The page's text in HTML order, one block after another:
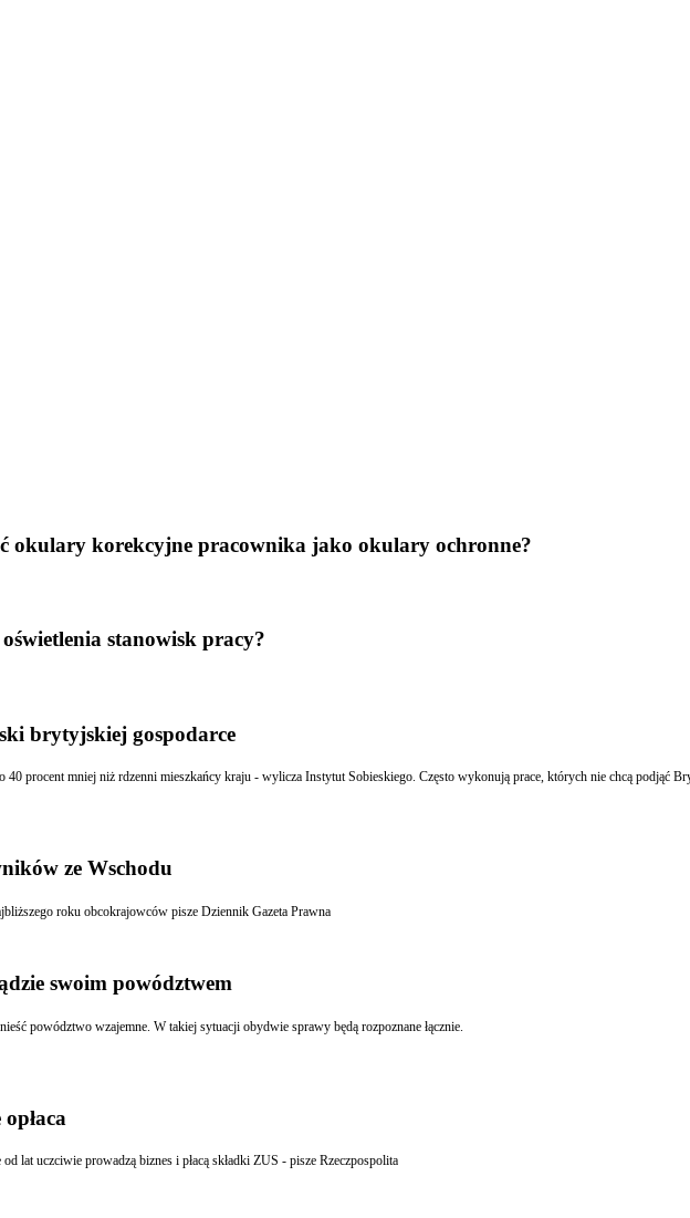
okulary korekcyjne pracownika jako okulary ochronne?
stanowisk pracy?
brytyjskiej gospodarce
procent mniej niż rdzenni mieszkańcy kraju - wylicza Instytut Sobieskiego. Często wykonują prace, których nie chcą podjąć
ze Wschodu
850 dużych polskich firm zamierza zatrudnić w ciągu najbliższego roku obcokrajowców pisze Dziennik Gazeta Prawna
swoim powództwem
powództwo wzajemne. W takiej sytuacji obydwie sprawy będą rozpoznane łącznie.
lat uczciwie prowadzą biznes i płacą składki ZUS - pisze Rzeczpospolita